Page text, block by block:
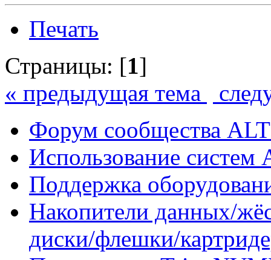
Печать
Страницы: [1]
« предыдущая тема
Форум сообщества
Использование систем
Поддержка
Накопители данных/
диски/флешки/